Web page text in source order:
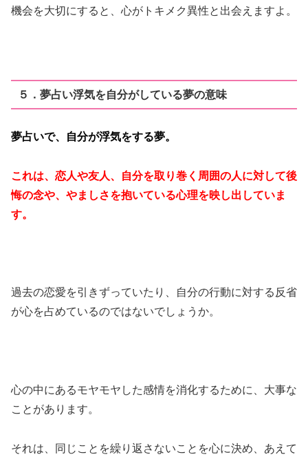
機会を大切にすると、心がトキメク異性と出会えますよ。
５．夢占い浮気を自分がしている夢の意味
夢占いで、自分が浮気をする夢。
これは、恋人や友人、自分を取り巻く周囲の人に対して後
悔の念や、やましさを抱いている心理を映し出していま
す。
過去の恋愛を引きずっていたり、自分の行動に対する反省
が心を占めているのではないでしょうか。
心の中にあるモヤモヤした感情を消化するために、大事な
ことがあります。
それは、同じことを繰り返さないことを心に決め、あえて